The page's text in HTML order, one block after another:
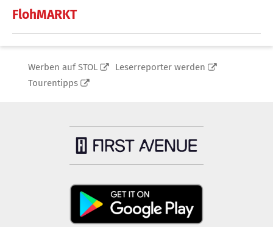
FlohMARKT
Werben auf STOL
Leserreporter werden
Tourentipps